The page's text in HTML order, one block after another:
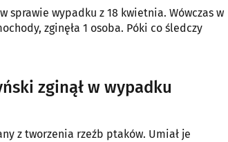
sprawie wypadku z 18 kwietnia. Wówczas w
zginęła 1 osoba. Póki co śledczy
zginął w wypadku
z tworzenia rzeźb ptaków. Umiał je